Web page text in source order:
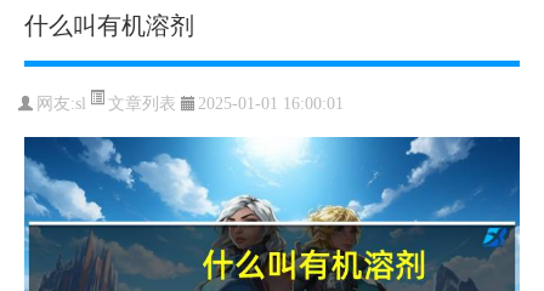
什么叫有机溶剂
网友:sl 文章列表 2025-01-01 16:00:01